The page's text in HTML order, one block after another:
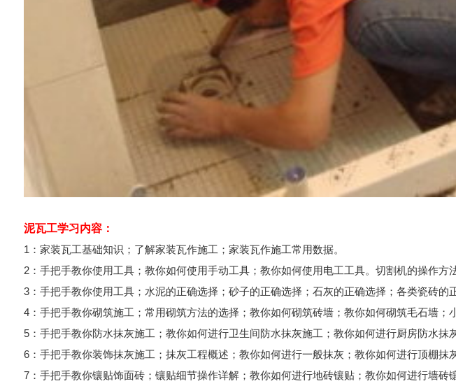
泥瓦工学习内容：
1：家装瓦工基础知识；了解家装瓦作施工；家装瓦作施工常用数据。
2：手把手教你使用工具；教你如何使用手动工具；教你如何使用电工工具。切割机的操作
3：手把手教你使用工具；水泥的正确选择；砂子的正确选择；石灰的正确选择；各类瓷砖
4：手把手教你砌筑施工；常用砌筑方法的选择；教你如何砌筑砖墙；教你如何砌筑毛石墙；
5：手把手教你防水抹灰施工；教你如何进行卫生间防水抹灰施工；教你如何进行厨房防水抹
6：手把手教你装饰抹灰施工；抹灰工程概述；教你如何进行一般抹灰；教你如何进行顶棚
7：手把手教你镶贴饰面砖；镶贴细节操作详解；教你如何进行地砖镶贴；教你如何进行墙砖